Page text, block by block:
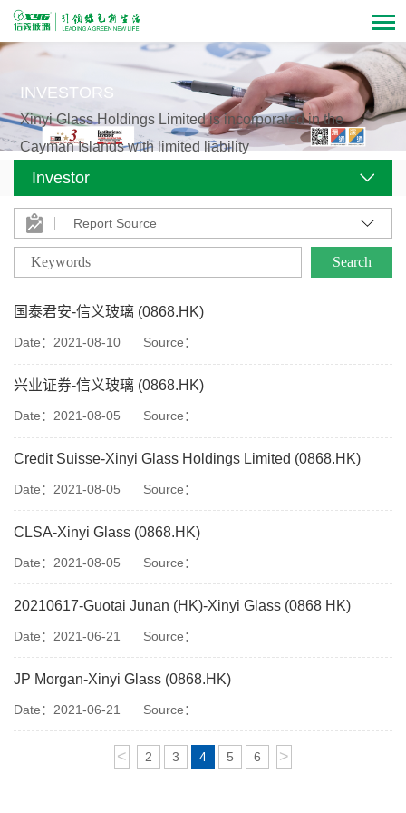
INVESTORS
Xinyi Glass Holdings Limited is incorporated in the
Cayman Islands with limited liability
Stock Code: 00868.hk (Established since 1988)
Investor
Report Source
国泰君安-信义玻璃 (0868.HK)
Date：2021-08-10 Source：
兴业证券-信义玻璃 (0868.HK)
Date：2021-08-05 Source：
Credit Suisse-Xinyi Glass Holdings Limited (0868.HK)
Date：2021-08-05 Source：
CLSA-Xinyi Glass (0868.HK)
Date：2021-08-05 Source：
20210617-Guotai Junan (HK)-Xinyi Glass (0868 HK)
Date：2021-06-21 Source：
JP Morgan-Xinyi Glass (0868.HK)
Date：2021-06-21 Source：
< 2 3 4 5 6 >